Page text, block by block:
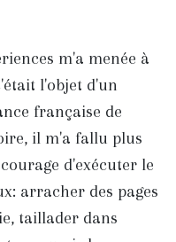
m'a menée à
l'objet d'un
française de
il m'a fallu plus
d'exécuter le
arracher des pages
taillader dans